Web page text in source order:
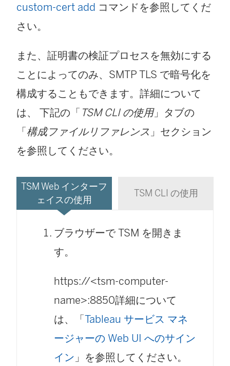
custom-cert add コマンドを参照してくだ
さい。
また、証明書の検証プロセスを無効にする
ことによってのみ、SMTP TLS で暗号化を
構成することもできます。詳細について
は、 下記の「 TSM CLI の使用」タブの
「構成ファイルリファレンス 」セクション
を参照してください。
TSM Web インターフ
ェイスの使用
TSM CLI の使用
ブラウザーで TSM を開きま
す。
https://<tsm-computer-
name>:8850詳細について
は、「Tableau サービス マネ
ージャーの Web UI へのサイン
イン 」を参照してください。